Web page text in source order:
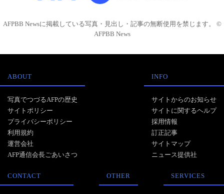
AFPBB Newsに掲載している写真・見出し・記事の無断使用を禁じます。 ©
AFPBB News
ABOUT
写真でつづるAFPの歴史
サイトポリシー
プライバシーポリシー
利用規約
運営会社
AFP通信会長ごあいさつ
INFO
サイトからのお知らせ
サイトに関するヘルプ
採用情報
訂正記事
サイトマップ
ニュース提供社
CONTACT OTHER SERVICES